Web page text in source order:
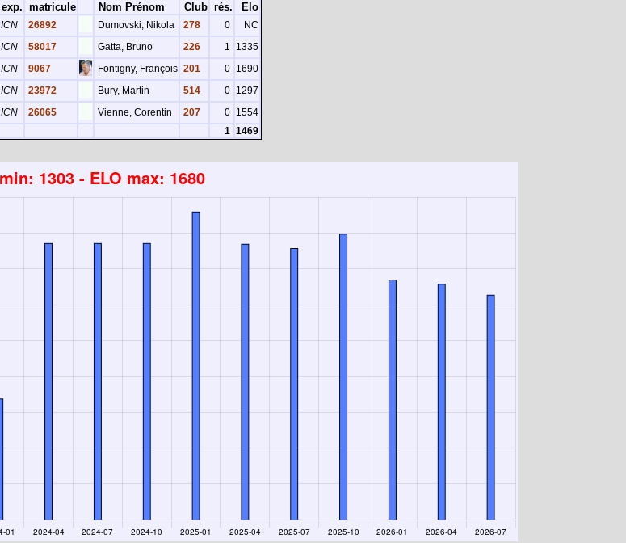
exp. matricule Nom Prénom Club rés. Elo
ICN 26892 Dumovski, Nikola 278 0
NC
ICN 58017 Gatta, Bruno 226 1
1335
ICN 9067 Fontigny, François 201 0 1690
ICN 23972 Bury, Martin 514 0 1297
ICN 26065 Vienne, Corentin 207 0 1554
1 1469